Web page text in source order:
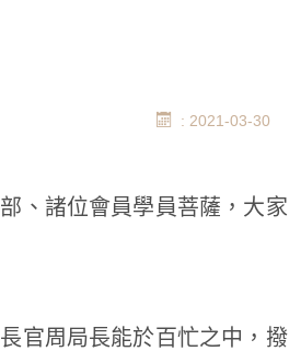
: 2021-03-30
、諸位會員學員菩薩，大家
官周局長能於百忙之中，撥